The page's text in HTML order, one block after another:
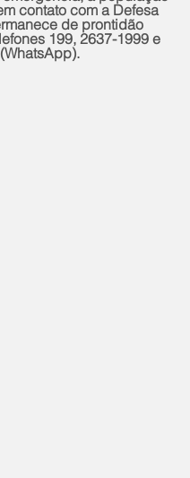
contato com a Defesa
de prontidão
199, 2637-1999 e